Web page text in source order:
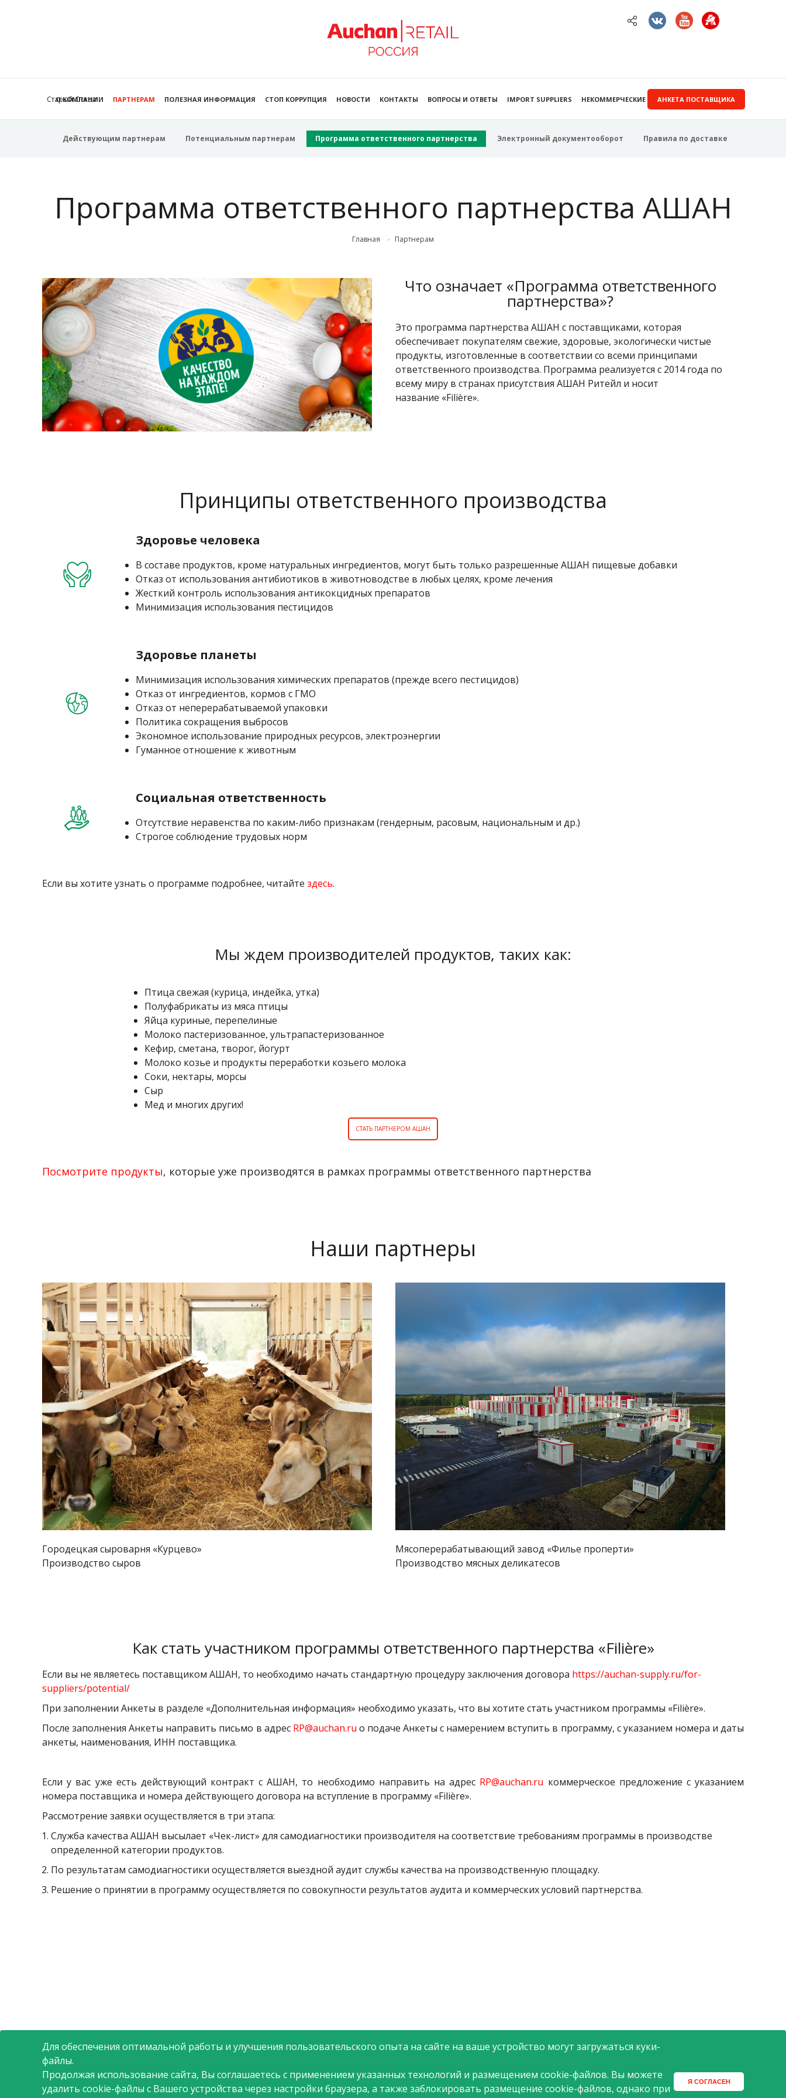
Для обеспечения оптимальной работы и улучшения пользовательского опыта на сайте на ваше устройство могут загружаться куки-
файлы.
Продолжая использование сайта, Вы соглашаетесь с применением указанных технологий и размещением cookie-файлов. Вы можете
удалить cookie-файлы с Вашего устройства через настройки браузера, а также заблокировать размещение cookie-файлов, однако при
Я СОГЛАСЕН
Старый Оскол АНКЕТА ПОСТАВЩИКА
О КОМПАНИИ ПАРТНЕРАМ ПОЛЕЗНАЯ ИНФОРМАЦИЯ СТОП КОРРУПЦИЯ НОВОСТИ КОНТАКТЫ ВОПРОСЫ И ОТВЕТЫ IMPORT SUPPLIERS НЕКОММЕРЧЕСКИЕ ЗАКУПКИ
Действующим партнерам Потенциальным партнерам Программа ответственного партнерства Электронный документооборот Правила по доставке
Программа ответственного партнерства АШАН
Главная Партнерам
Что означает «Программа ответственного
партнерства»?
Это программа партнерства АШАН с поставщиками, которая
обеспечивает покупателям свежие, здоровые, экологически чистые
продукты, изготовленные в соответствии со всеми принципами
ответственного производства. Программа реализуется с 2014 года по
всему миру в странах присутствия АШАН Ритейл и носит
название «Filière».
Принципы ответственного производства
Здоровье человека
В составе продуктов, кроме натуральных ингредиентов, могут быть только разрешенные АШАН пищевые добавки
Отказ от использования антибиотиков в животноводстве в любых целях, кроме лечения
Жесткий контроль использования антикокцидных препаратов
Минимизация использования пестицидов
Здоровье планеты
Минимизация использования химических препаратов (прежде всего пестицидов)
Отказ от ингредиентов, кормов с ГМО
Отказ от неперерабатываемой упаковки
Политика сокращения выбросов
Экономное использование природных ресурсов, электроэнергии
Гуманное отношение к животным
Социальная ответственность
Отсутствие неравенства по каким-либо признакам (гендерным, расовым, национальным и др.)
Строгое соблюдение трудовых норм
Если вы хотите узнать о программе подробнее, читайте здесь.
Мы ждем производителей продуктов, таких как:
Птица свежая (курица, индейка, утка)
Полуфабрикаты из мяса птицы
Яйца куриные, перепелиные
Молоко пастеризованное, ультрапастеризованное
Кефир, сметана, творог, йогурт
Молоко козье и продукты переработки козьего молока
Соки, нектары, морсы
Сыр
Мед и многих других!
СТАТЬ ПАРТНЕРОМ АШАН
Посмотрите продукты, которые уже производятся в рамках программы ответственного партнерства
Наши партнеры
Городецкая сыроварня «Курцево»
Производство сыров
Мясоперерабатывающий завод «Филье проперти»
Производство мясных деликатесов
Как стать участником программы ответственного партнерства «Filière»
Если вы не являетесь поставщиком АШАН, то необходимо начать стандартную процедуру заключения договора https://auchan-supply.ru/for-
suppliers/potential/
При заполнении Анкеты в разделе «Дополнительная информация» необходимо указать, что вы хотите стать участником программы «Filière».
После заполнения Анкеты направить письмо в адрес RP@auchan.ru о подаче Анкеты с намерением вступить в программу, с указанием номера и даты
анкеты, наименования, ИНН поставщика.
Если у вас уже есть действующий контракт с АШАН, то необходимо направить на адрес RP@auchan.ru коммерческое предложение с указанием
номера поставщика и номера действующего договора на вступление в программу «Filière».
Рассмотрение заявки осуществляется в три этапа:
Служба качества АШАН высылает «Чек-лист» для самодиагностики производителя на соответствие требованиям программы в производстве
определенной категории продуктов.
По результатам самодиагностики осуществляется выездной аудит службы качества на производственную площадку.
Решение о принятии в программу осуществляется по совокупности результатов аудита и коммерческих условий партнерства.